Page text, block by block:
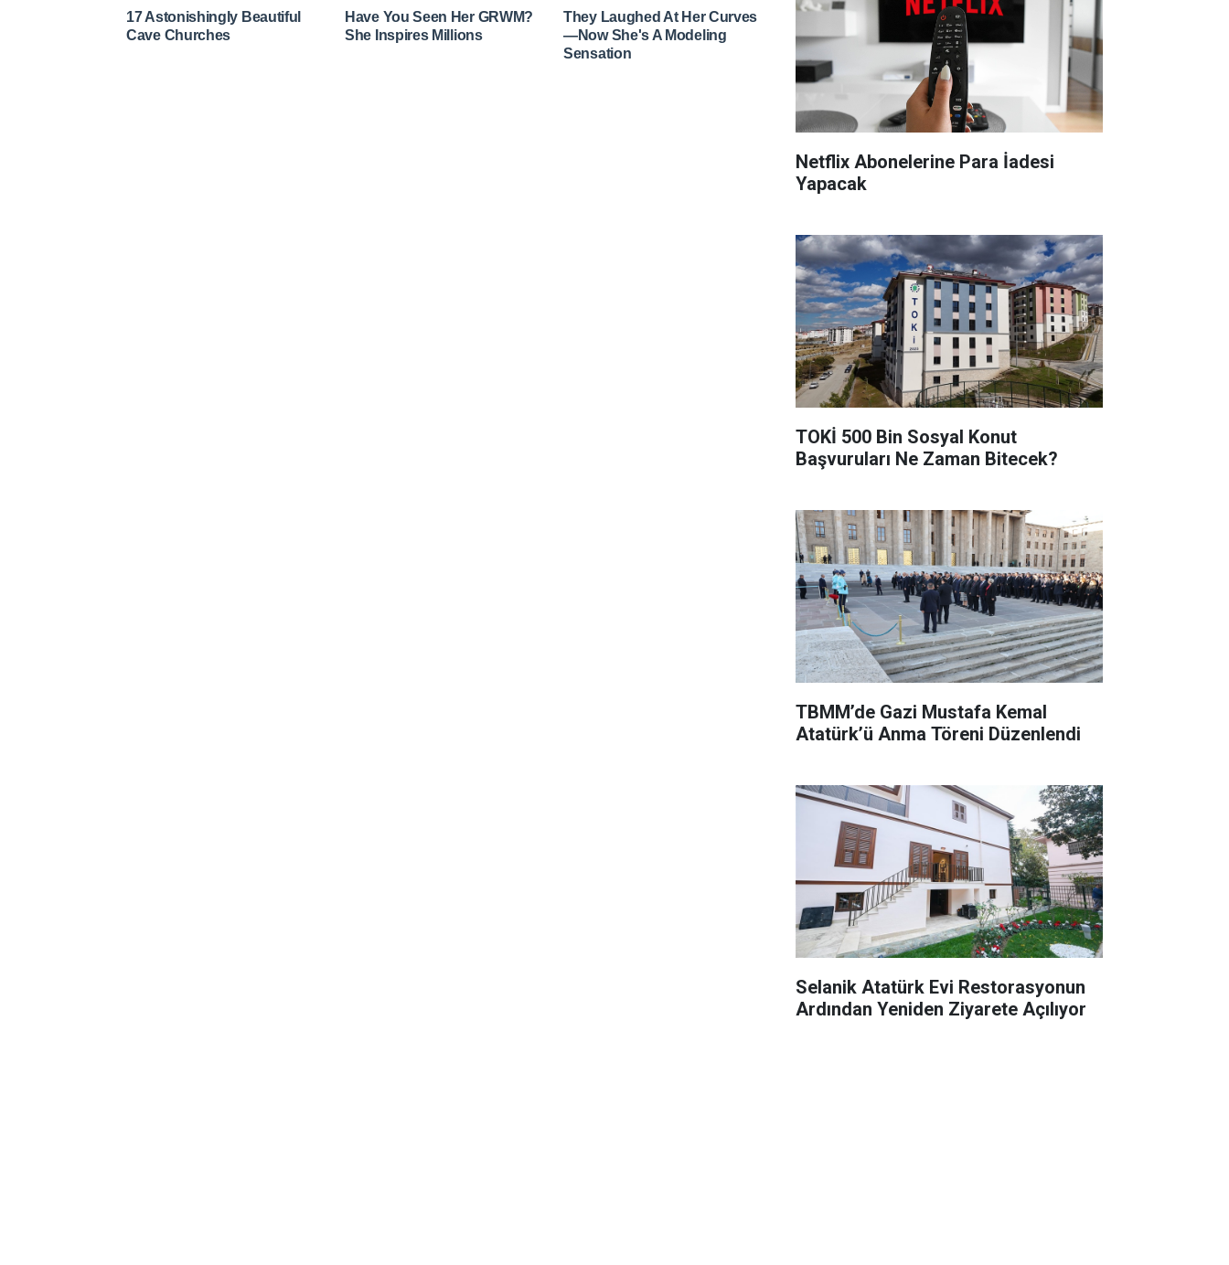
Netflix Abonelerine Para İadesi
Yapacak
TOKİ 500 Bin Sosyal Konut
Başvuruları Ne Zaman Bitecek?
TBMM’de Gazi Mustafa Kemal
Atatürk’ü Anma Töreni Düzenlendi
Selanik Atatürk Evi Restorasyonun
Ardından Yeniden Ziyarete Açılıyor